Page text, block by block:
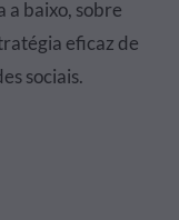
a baixo, sobre
eficaz de
sociais.